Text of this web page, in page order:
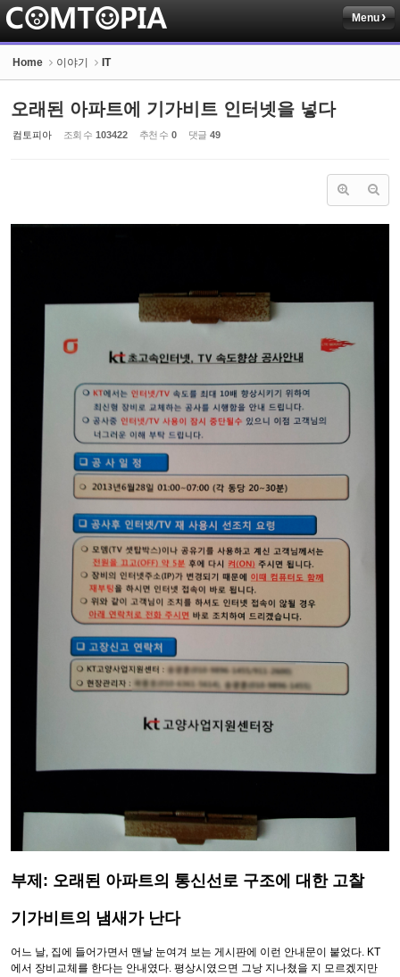
Menu
Home 이야기 IT
오래된 아파트에 기가비트 인터넷을 넣다
컴토피아 조회 수 103422 추천 수 0 댓글 49
부제: 오래된 아파트의 통신선로 구조에 대한 고찰
기가비트의 냄새가 난다
어느 날, 집에 들어가면서 맨날 눈여겨 보는 게시판에 이런 안내문이 붙었다. KT
에서 장비교체를 한다는 안내였다. 평상시였으면 그낭 지나쳤을 지 모르겠지만
Sketchbook5, 스케치북5